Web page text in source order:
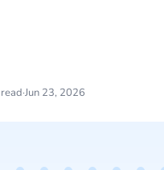
·Jun 23, 2026